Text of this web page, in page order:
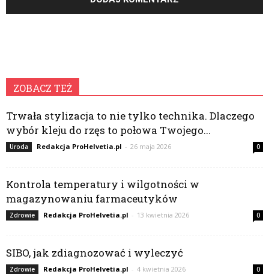
ZOBACZ TEŻ
Trwała stylizacja to nie tylko technika. Dlaczego
wybór kleju do rzęs to połowa Twojego...
Uroda Redakcja ProHelvetia.pl - 26 maja 2026 0
Kontrola temperatury i wilgotności w
magazynowaniu farmaceutyków
Zdrowie Redakcja ProHelvetia.pl - 13 kwietnia 2026 0
SIBO, jak zdiagnozować i wyleczyć
Zdrowie Redakcja ProHelvetia.pl - 4 kwietnia 2026 0